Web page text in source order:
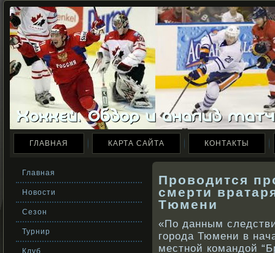
ГЛАВНАЯ КАРТА САЙТА КОНТАКТЫ
Главная
Новости
Сезон
Турнир
Клуб
Проводится
смерти
Тюмени
«По данным
города Тюмени в
местной командой